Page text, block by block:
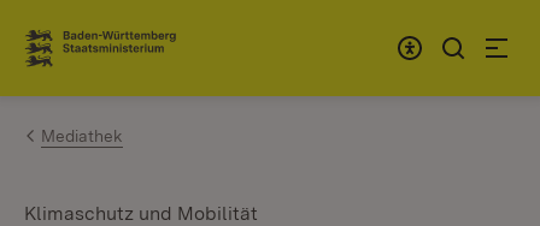
Zum Inhalt springen
Link zur Startseite
Mediathek
Klimaschutz und Mobilität